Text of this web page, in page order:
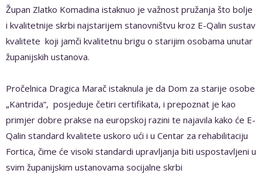
Župan Zlatko Komadina istaknuo je važnost pružanja što bolje
i kvalitetnije skrbi najstarijem stanovništvu kroz E-Qalin sustav
kvalitete koji jamči kvalitetnu brigu o starijim osobama unutar
županijskih ustanova.
Pročelnica Dragica Marač istaknula je da Dom za starije osobe
„Kantrida“, posjeduje četiri certifikata, i prepoznat je kao
primjer dobre prakse na europskoj razini te najavila kako će E-
Qalin standard kvalitete uskoro ući i u Centar za rehabilitaciju
Fortica, čime će visoki standardi upravljanja biti uspostavljeni u
svim županijskim ustanovama socijalne skrbi